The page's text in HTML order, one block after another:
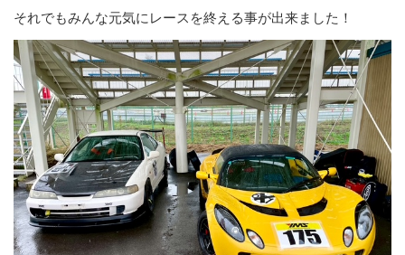
それでもみんな元気にレースを終える事が出来ました！